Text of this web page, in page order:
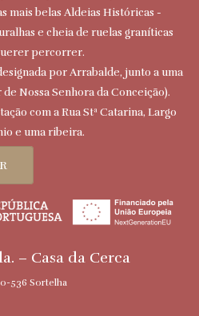
mais belas Aldeias Históricas -
e cheia de ruelas graníticas
percorrer.
por Arrabalde, junto a uma
Nossa Senhora da Conceição).
com a Rua Stª Catarina, Largo
e uma ribeira.
– Casa da Cerca
536 Sortelha